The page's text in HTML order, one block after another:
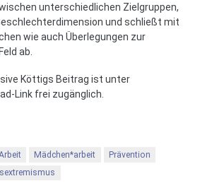
unterschiedlichen Zielgruppen,
und schließt mit
wie auch Überlegungen zur
ab.
Köttigs Beitrag ist unter
Link frei zugänglich.
Mädchen*arbeit
Prävention